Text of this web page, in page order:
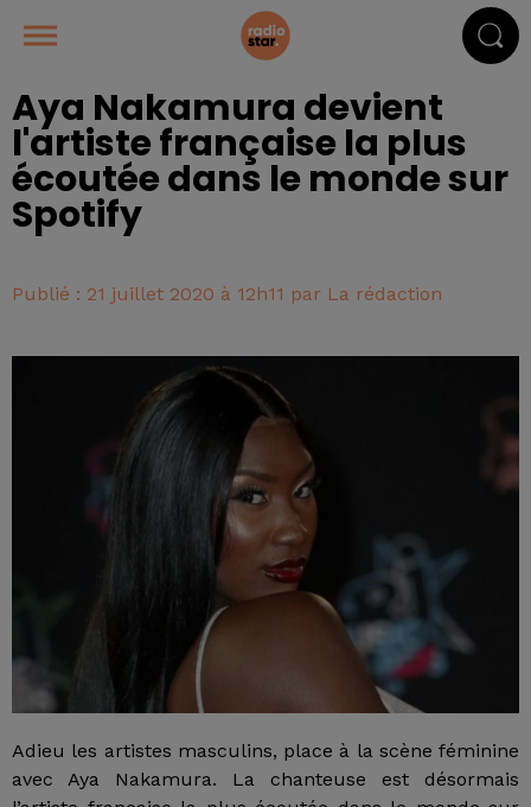
Aya Nakamura devient
l'artiste française la plus
écoutée dans le monde sur
Spotify
Publié : 21 juillet 2020 à 12h11 par La rédaction
Adieu les artistes masculins, place à la scène féminine
avec Aya Nakamura. La chanteuse est désormais